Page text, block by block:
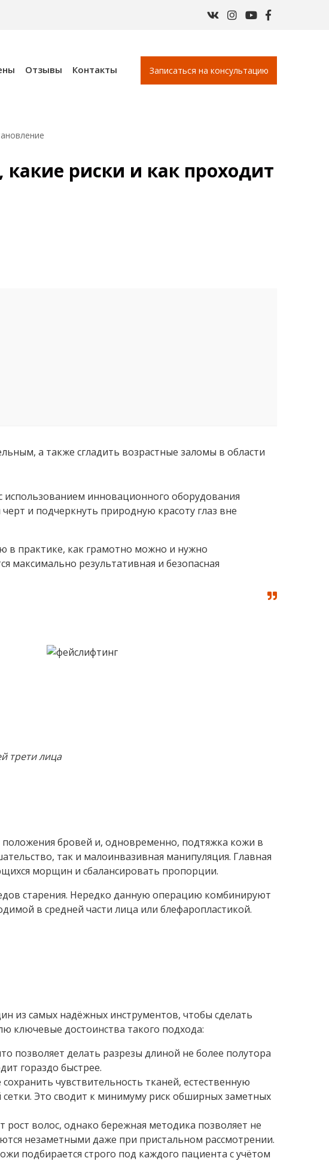
Отзывы Контакты Записаться на консультацию
риски и как проходит
а также сгладить возрастные заломы в области
использованием инновационного оборудования
и подчеркнуть природную красоту глаз вне
в практике, как грамотно можно и нужно
максимально результативная и безопасная
трети лица
бровей и, одновременно, подтяжка кожи в
так и малоинвазивная манипуляция. Главная
морщин и сбалансировать пропорции.
старения. Нередко данную операцию комбинируют
в средней части лица или блефаропластикой.
из самых надёжных инструментов, чтобы сделать
ключевые достоинства такого подхода:
позволяет делать разрезы длиной не более полутора
гораздо быстрее.
чувствительность тканей, естественную
Это сводит к минимуму риск обширных заметных
волос, однако бережная методика позволяет не
незаметными даже при пристальном рассмотрении.
подбирается строго под каждого пациента с учётом